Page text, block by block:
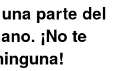
parte del
¡No te